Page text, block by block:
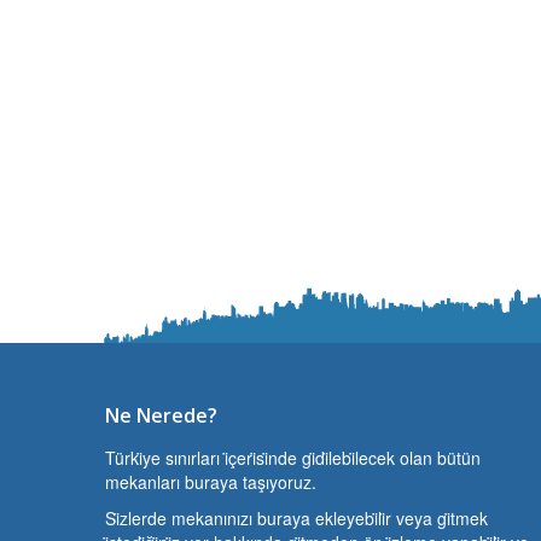
Ne Nerede?
Türki̇ye sınırları i̇çeri̇si̇nde gi̇di̇lebi̇lecek olan bütün
mekanları buraya taşıyoruz.
Si̇zlerde mekanınızı buraya ekleyebi̇li̇r veya gi̇tmek